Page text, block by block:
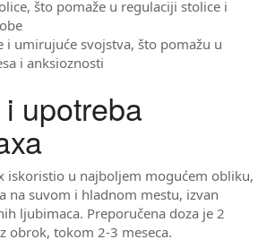
što pomaže u regulaciji stolice i
i umirujuće svojstva, što pomažu u
i anksioznosti
upotreba
iskoristio u najboljem mogućem obliku,
na suvom i hladnom mestu, izvan
ljubimaca. Preporučena doza je 2
obrok, tokom 2-3 meseca.